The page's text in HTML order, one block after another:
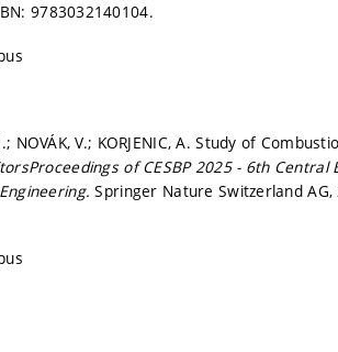
9783032140104.
J.; NOVÁK, V.; KORJENIC, A. Study of
of CESBP 2025 - 6th Central
Springer Nature Switzerland AG,